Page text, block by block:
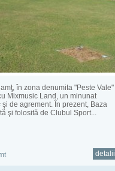
în zona denumita "Peste Vale"
Mixmusic Land, un minunat
de agrement. În prezent, Baza
şi folosită de Clubul Sport...
detalii